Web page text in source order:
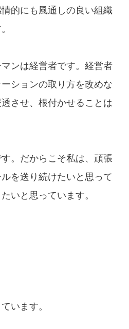
的にも風通しの良い組織
ンは経営者です。経営者
ションの取り方を改めな
させ、根付かせることは
。だからこそ私は、頑張
を送り続けたいと思って
いと思っています。
います。